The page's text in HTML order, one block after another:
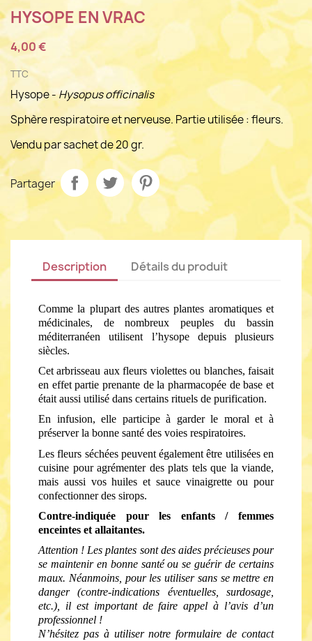
HYSOPE EN VRAC
4,00 €
TTC
Hysope -Hysopus officinalis
Sphère respiratoire et nerveuse. Partie utilisée : fleurs.
Vendu par sachet de 20 gr.
Partager
Description Détails du produit
Comme la plupart des autres plantes aromatiques et
médicinales, de nombreux peuples du bassin
méditerranéen utilisent l’hysope depuis plusieurs
siècles.
Cet arbrisseau aux fleurs violettes ou blanches, faisait
en effet partie prenante de la pharmacopée de base et
était aussi utilisé dans certains rituels de purification.
En infusion, elle participe à garder le moral et à
préserver la bonne santé des voies respiratoires.
Les fleurs séchées peuvent également être utilisées en
cuisine pour agrémenter des plats tels que la viande,
mais aussi vos huiles et sauce vinaigrette ou pour
confectionner des sirops.
Contre-indiquée pour les enfants / femmes
enceintes et allaitantes.
Attention ! Les plantes sont des aides précieuses pour
se maintenir en bonne santé ou se guérir de certains
maux. Néanmoins, pour les utiliser sans se mettre en
danger (contre-indications éventuelles, surdosage,
etc.), il est important de faire appel à l’avis d’un
professionnel !
N’hésitez pas à utiliser notre formulaire de contact